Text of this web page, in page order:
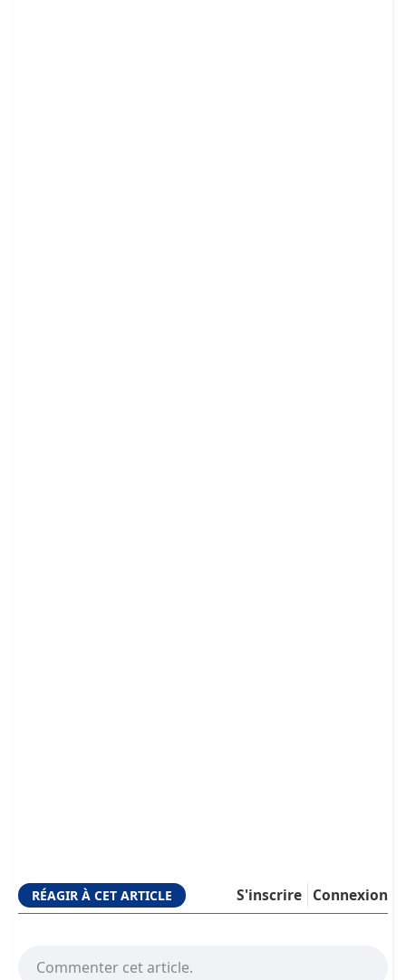
RÉAGIR À CET ARTICLE Connexion
S'inscrire
Commenter cet article.